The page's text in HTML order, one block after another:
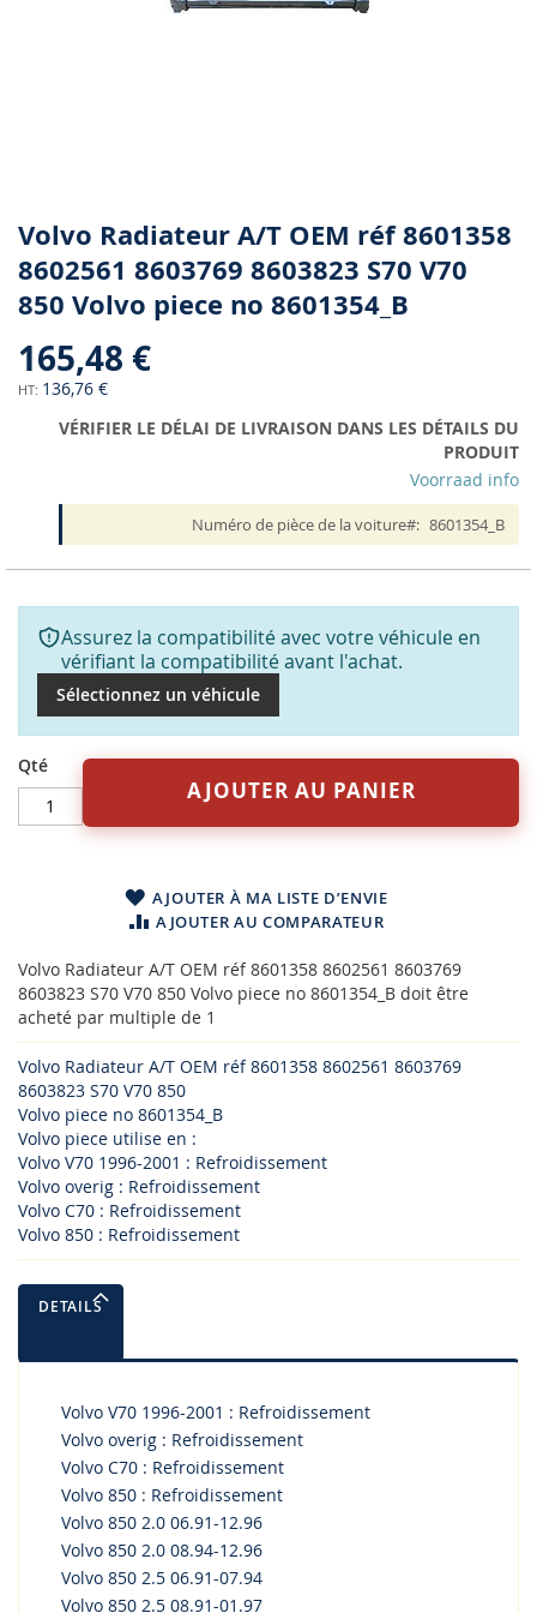
Skip
to
the
beginning
the
images
gallery
Volvo Radiateur A/T OEM réf 8601358
8602561 8603769 8603823 S70 V70
850 Volvo piece no 8601354_B
165,48 €
136,76 €
VÉRIFIER LE DÉLAI DE LIVRAISON DANS LES DÉTAILS DU
PRODUIT
Voorraad info
Numéro de pièce de la voiture 8601354_B
Assurez la compatibilité avec votre véhicule en
vérifiant la compatibilité avant l'achat.
Sélectionnez un véhicule
Qté
AJOUTER AU PANIER
AJOUTER À MA LISTE D’ENVIE
AJOUTER AU COMPARATEUR
Volvo Radiateur A/T OEM réf 8601358 8602561 8603769
8603823 S70 V70 850 Volvo piece no 8601354_B doit être
acheté par multiple de 1
Volvo Radiateur A/T OEM réf 8601358 8602561 8603769
8603823 S70 V70 850
Volvo piece no 8601354_B
Volvo piece utilise en :
Volvo V70 1996-2001 : Refroidissement
Volvo overig : Refroidissement
Volvo C70 : Refroidissement
Volvo 850 : Refroidissement
DETAILS
Volvo V70 1996-2001 : Refroidissement
Volvo overig : Refroidissement
Volvo C70 : Refroidissement
Volvo 850 : Refroidissement
Volvo 850 2.0 06.91-12.96
Volvo 850 2.0 08.94-12.96
Volvo 850 2.5 06.91-07.94
Volvo 850 2.5 08.91-01.97